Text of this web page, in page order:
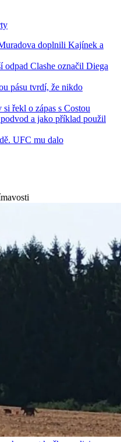
doplnili Kajínek a
odpad Clashe označil Diega
pásu tvrdí, že nikdo
řekl o zápas s Costou
a jako příklad použil
UFC mu dalo